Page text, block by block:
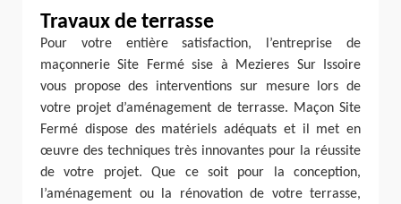
Travaux de terrasse
Pour votre entière satisfaction, l’entreprise de
maçonnerie Site Fermé sise à Mezieres Sur Issoire
vous propose des interventions sur mesure lors de
votre projet d’aménagement de terrasse. Maçon Site
Fermé dispose des matériels adéquats et il met en
œuvre des techniques très innovantes pour la réussite
de votre projet. Que ce soit pour la conception,
l’aménagement ou la rénovation de votre terrasse,